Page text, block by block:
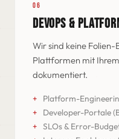
06
DEVOPS &
Wir sind keine
Plattformen mit
dokumentiert.
Platform-
Developer-Portale
SLOs & Error-